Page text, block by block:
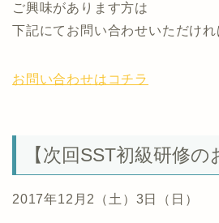
ご興味があります方は
下記にてお問い合わせいただけれ
お問い合わせはコチラ
【次回SST初級研修の
2017年12月2（土）3日（日）